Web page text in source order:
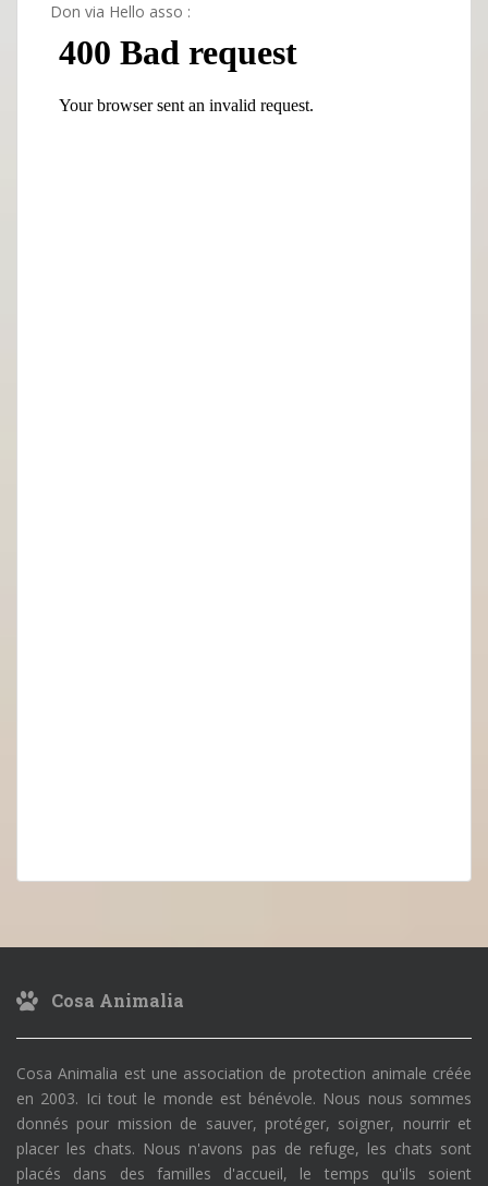
Don via Hello asso :
Cosa Animalia
Cosa Animalia est une association de protection animale créée
en 2003. Ici tout le monde est bénévole. Nous nous sommes
donnés pour mission de sauver, protéger, soigner, nourrir et
placer les chats. Nous n'avons pas de refuge, les chats sont
placés dans des familles d'accueil, le temps qu'ils soient